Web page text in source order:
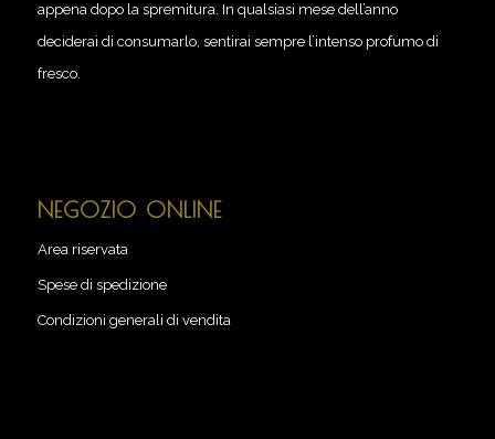
appena dopo la spremitura. In qualsiasi mese dell’anno
deciderai di consumarlo, sentirai sempre l’intenso profumo di
fresco.
NEGOZIO ONLINE
Area riservata
Spese di spedizione
Condizioni generali di vendita